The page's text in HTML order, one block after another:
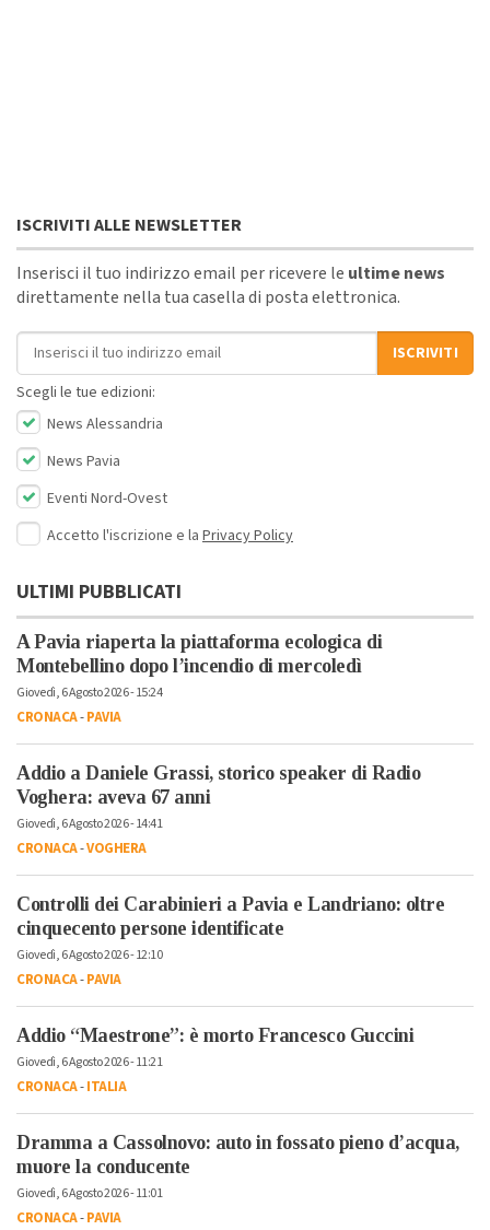
ISCRIVITI ALLE NEWSLETTER
Inserisci il tuo indirizzo email per ricevere le ultime news
direttamente nella tua casella di posta elettronica.
Indirizzo email
ISCRIVITI
Scegli le tue edizioni:
News Alessandria
News Pavia
Eventi Nord-Ovest
Accetto l'iscrizione e la Privacy Policy
ULTIMI PUBBLICATI
A Pavia riaperta la piattaforma ecologica di
Montebellino dopo l’incendio di mercoledì
Giovedì, 6 Agosto 2026 - 15:24
CRONACA-PAVIA
Addio a Daniele Grassi, storico speaker di Radio
Voghera: aveva 67 anni
Giovedì, 6 Agosto 2026 - 14:41
CRONACA-VOGHERA
Controlli dei Carabinieri a Pavia e Landriano: oltre
cinquecento persone identificate
Giovedì, 6 Agosto 2026 - 12:10
CRONACA-PAVIA
Addio “Maestrone”: è morto Francesco Guccini
Giovedì, 6 Agosto 2026 - 11:21
CRONACA-ITALIA
Dramma a Cassolnovo: auto in fossato pieno d’acqua,
muore la conducente
Giovedì, 6 Agosto 2026 - 11:01
CRONACA-PAVIA